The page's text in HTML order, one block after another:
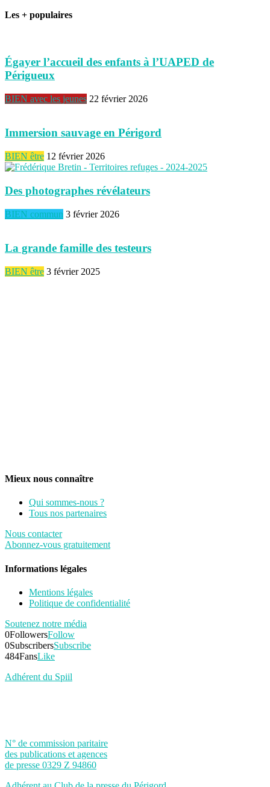
Les + populaires
Égayer l’accueil des enfants à l’UAPED de
Périgueux
BIEN avec les jeunes 22 février 2026
Immersion sauvage en Périgord
BIEN être 12 février 2026
Des photographes révélateurs
BIEN commun 3 février 2026
La grande famille des testeurs
BIEN être 3 février 2025
Mieux nous connaître
Qui sommes-nous ?
Tous nos partenaires
Nous contacter
Abonnez-vous gratuitement
Informations légales
Mentions légales
Politique de confidentialité
Soutenez notre média
0FollowersFollow
0SubscribersSubscribe
484FansLike
Adhérent du Spiil
N° de commission paritaire
des publications et agences
de presse 0329 Z 94860